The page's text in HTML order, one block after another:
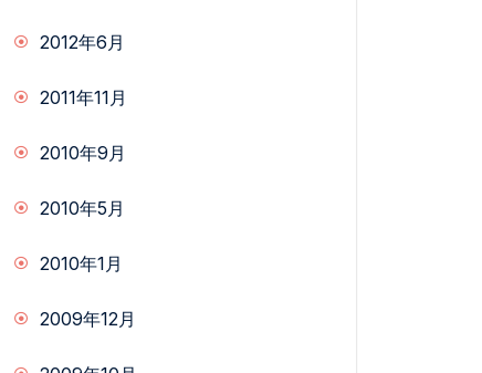
2012年6月
2011年11月
2010年9月
2010年5月
2010年1月
2009年12月